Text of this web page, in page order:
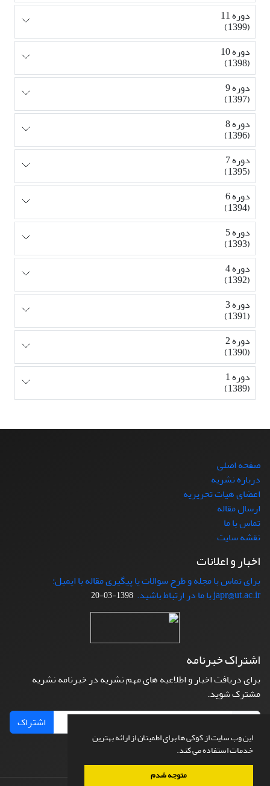
این وب سایت از کوکی ها برای اطمینان از ارائه بهترین
خدمات استفاده می کند.
متوجه شدم
دوره 11
(1399)
دوره 10
(1398)
دوره 9
(1397)
دوره 8
(1396)
دوره 7
(1395)
دوره 6
(1394)
دوره 5
(1393)
دوره 4
(1392)
دوره 3
(1391)
دوره 2
(1390)
دوره 1
(1389)
صفحه اصلی
درباره نشریه
اعضای هیات تحریریه
ارسال مقاله
تماس با ما
نقشه سایت
اخبار و اعلانات
برای تماس با مجله و طرح سوالات یا پیگیری مقاله با ایمیل:
japr@ut.ac.ir با ما در ارتباط باشید.
1398-03-20
اشتراک خبرنامه
برای دریافت اخبار و اطلاعیه های مهم نشریه در خبرنامه نشریه
مشترک شوید.
اشتراک